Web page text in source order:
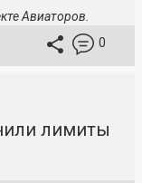
Авиаторов.
0
лимиты